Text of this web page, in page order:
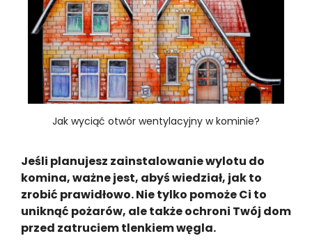
Jak wyciąć otwór wentylacyjny w kominie?
Jeśli planujesz zainstalowanie wylotu do
komina, ważne jest, abyś wiedział, jak to
zrobić prawidłowo. Nie tylko pomoże Ci to
uniknąć pożarów, ale także ochroni Twój dom
przed zatruciem tlenkiem węgla.